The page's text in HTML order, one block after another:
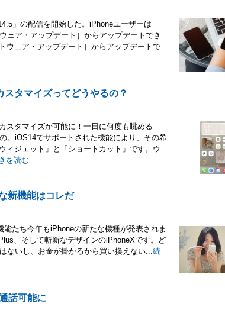
」の配信を開始した。iPhoneユーザーは
ア・アップデート］からアップデートでき
ウェア・アップデート］からアップデートで
タマイズってどうやるの？
スタマイズが可能に！一日に何度も眺める
。iOS14でサポートされた機能により、その希
ィジェット」と「ショートカット」です。ウ
を読む
新機能はコレだ
たち今年もiPhoneの新たな機種が発表されま
、そして斬新なデザインのiPhoneXです。ど
ないし、お金が掛かるから買い換えない...続
話可能に